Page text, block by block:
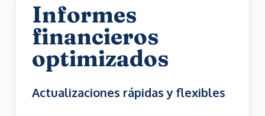
Informes
financieros
optimizados
Actualizaciones rápidas y flexibles